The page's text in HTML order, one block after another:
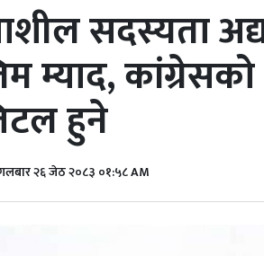
सदस्यता
म्याद,
हुने
२६ जेठ २०८३ ०१:५८ AM